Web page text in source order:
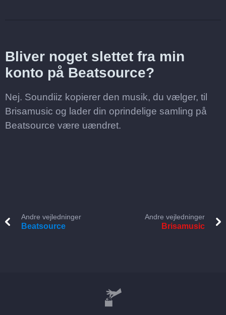
Bliver noget slettet fra min
konto på Beatsource?
Nej. Soundiiz kopierer den musik, du vælger, til
Brisamusic og lader din oprindelige samling på
Beatsource være uændret.
Andre vejledninger
Beatsource
Andre vejledninger
Brisamusic